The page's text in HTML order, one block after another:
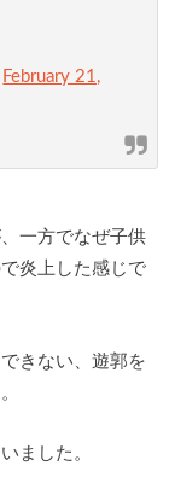
February 21,
一方でなぜ子供
炎上した感じで
きない、遊郭を
ました。